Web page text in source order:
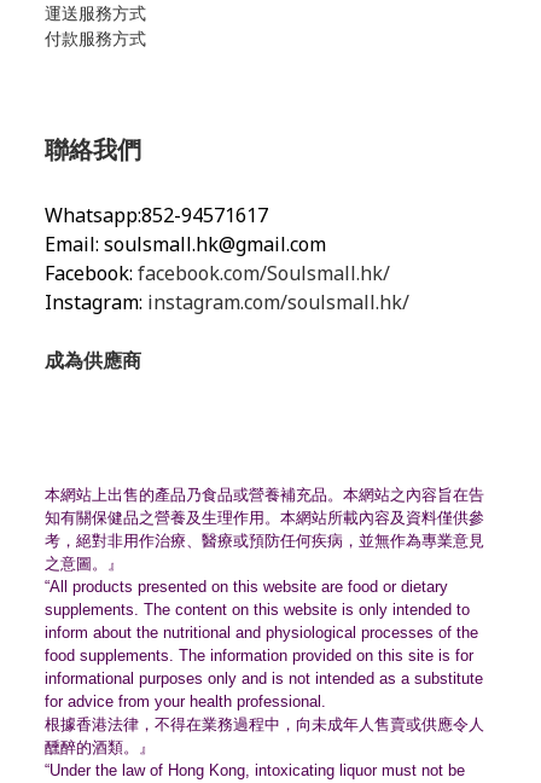
運送服務方式
付款服務方式
聯絡我們
Whatsapp:852-94571617
Email: soulsmall.hk@gmail.com
Facebook: facebook.com/Soulsmall.hk/
Instagram: instagram.com/soulsmall.hk/
成為供應商
本網站上出售的產品乃食品或營養補充品。 本網站之內容旨在告
知有關保健品之營養及生理作用。 本網站所載內容及資料僅供參
考，絕對非用作治療、 醫療或預防任何疾病，並無作為專業意見
之意圖。』
“All products presented on this website are food or dietary
supplements. The content on this website is only intended to
inform about the nutritional and physiological processes of the
food supplements. The information provided on this site is for
informational purposes only and is not intended as a substitute
for advice from your health professional.
根據香港法律，不得在業務過程中， 向未成年人售賣或供應令人
醺醉的酒類。』
“Under the law of Hong Kong, intoxicating liquor must not be